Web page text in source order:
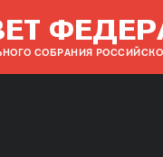
СОБРАНИЯ